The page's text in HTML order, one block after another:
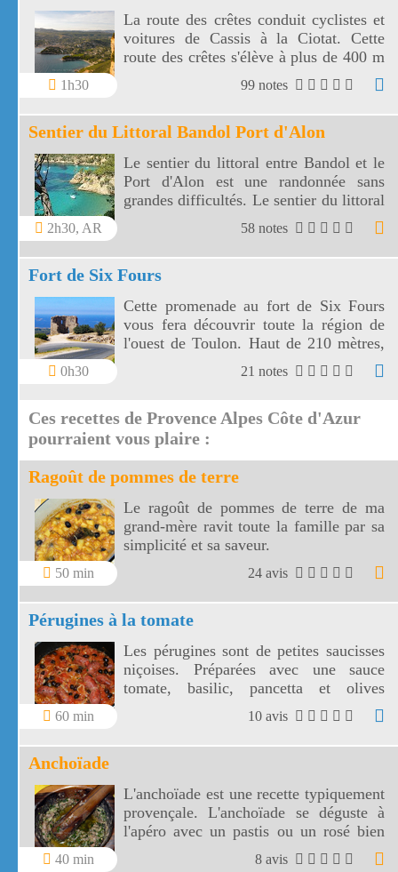
1h30
La route des crêtes conduit cyclistes et
voitures de Cassis à la Ciotat. Cette
route des crêtes s'élève à plus de 400 m
et surplombe la mer au travers plusieurs
99 notes
Sentier du Littoral Bandol Port d'Alon
2h30, AR
Le sentier du littoral entre Bandol et le
Port d'Alon est une randonnée sans
grandes difficultés. Le sentier du littoral
Bandol Port d'Alon offre des paysages
58 notes
Fort de Six Fours
0h30
Cette promenade au fort de Six Fours
vous fera découvrir toute la région de
l'ouest de Toulon. Haut de 210 mètres,
le fort de Six Fours vous offre un vaste
panorama vers une côte découpée, des
de Marseille.
21 notes
Ces recettes de Provence Alpes Côte d'Azur
pourraient vous plaire :
Ragoût de pommes de terre
50 min
Le ragoût de pommes de terre de ma
grand-mère ravit toute la famille par sa
simplicité et sa saveur.
24 avis
Pérugines à la tomate
60 min
Les pérugines sont de petites saucisses
niçoises. Préparées avec une sauce
tomate, basilic, pancetta et olives
niçoises, vos pérugines vont
accompagner divinement vos pâtes
fraîches!
10 avis
Anchoïade
40 min
L'anchoïade est une recette typiquement
provençale. L'anchoïade se déguste à
l'apéro avec un pastis ou un rosé bien
8 avis